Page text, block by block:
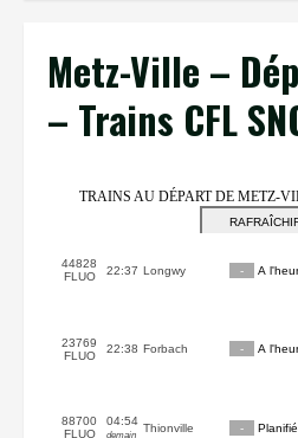
Metz-Ville –
– Trains CFL